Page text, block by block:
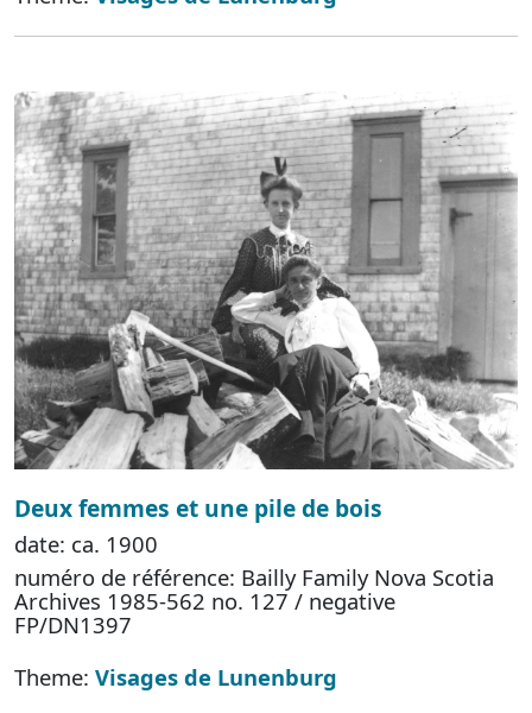
Deux femmes et une pile de bois
date: ca. 1900
numéro de référence: Bailly Family Nova Scotia
Archives 1985-562 no. 127 / negative
FP/DN1397
Theme: Visages de Lunenburg